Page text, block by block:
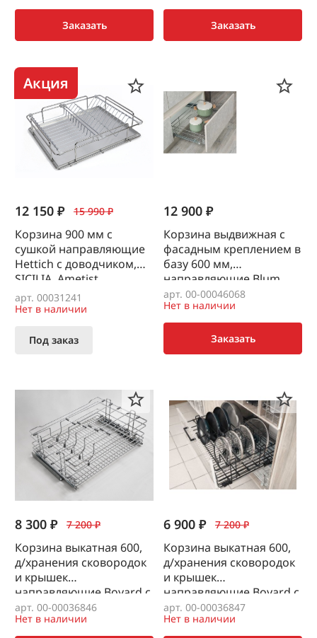
Заказать Заказать
Акция
12 150 ₽ 15 990 ₽
Корзина 900 мм с
сушкой направляющие
Hettich с доводчиком,
SICILIA, Ametist
арт. 00031241
Нет в наличии
Под заказ
12 900 ₽
Корзина выдвижная с
фасадным креплением в
базу 600 мм,
направляющие Blum
Tandem, Starax
арт. 00-00046068
Нет в наличии
Заказать
8 300 ₽ 7 200 ₽
Корзина выкатная 600,
д/хранения сковородок
и крышек
направляющие Boyard с
дов, хром
арт. 00-00036846
Нет в наличии
6 900 ₽ 7 200 ₽
Корзина выкатная 600,
д/хранения сковородок
и крышек
направляющие Boyard с
дов, черный
арт. 00-00036847
Нет в наличии